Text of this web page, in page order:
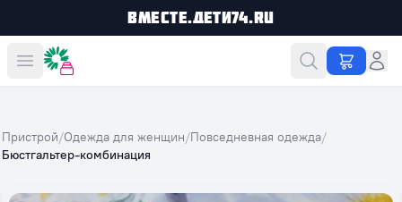
Вместе.Дети74.ru
Вместе дешевле
Пристрой/Одежда для женщин/Повседневная одежда/
Бюстгальтер-комбинация